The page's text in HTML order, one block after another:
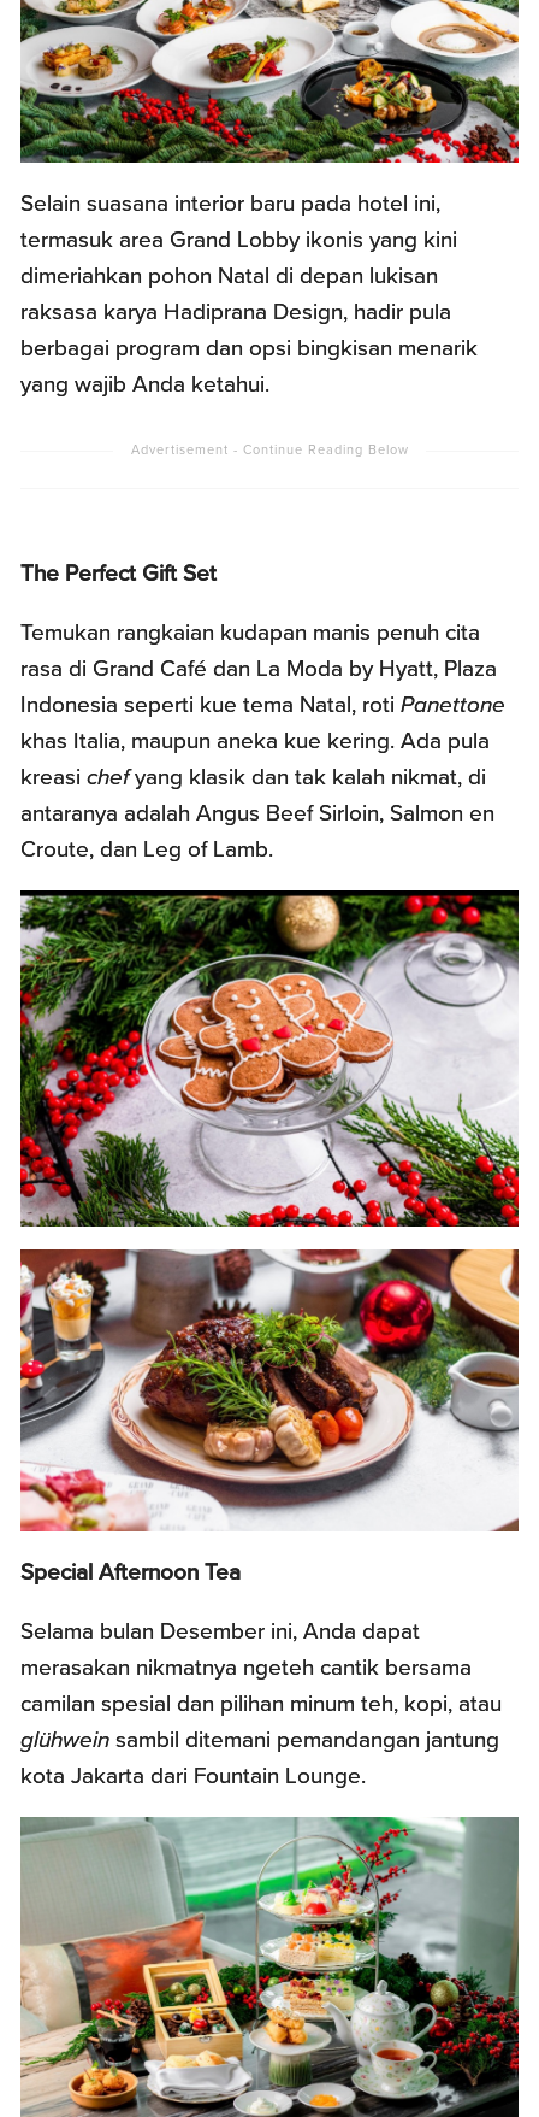
Selain suasana interior baru pada hotel ini,
termasuk area Grand Lobby ikonis yang kini
dimeriahkan pohon Natal di depan lukisan
raksasa karya Hadiprana Design, hadir pula
berbagai program dan opsi bingkisan menarik
yang wajib Anda ketahui.
The Perfect Gift Set
Temukan rangkaian kudapan manis penuh cita
rasa di Grand Café dan La Moda by Hyatt, Plaza
Indonesia seperti kue tema Natal, rotiPanettone
khas Italia, maupun aneka kue kering. Ada pula
kreasichefyang klasik dan tak kalah nikmat, di
antaranya adalah Angus Beef Sirloin, Salmon en
Croute, dan Leg of Lamb.
Special Afternoon Tea
Selama bulan Desember ini, Anda dapat
merasakan nikmatnya ngeteh cantik bersama
camilan spesial dan pilihan minum teh, kopi, atau
glühwein sambil ditemani pemandangan jantung
kota Jakarta dari Fountain Lounge.